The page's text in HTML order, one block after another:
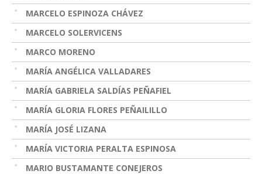
MARCELO ESPINOZA CHÁVEZ
MARCELO SOLERVICENS
MARCO MORENO
MARÍA ANGÉLICA VALLADARES
MARÍA GABRIELA SALDÍAS PEÑAFIEL
MARÍA GLORIA FLORES PEÑAILILLO
MARÍA JOSÉ LIZANA
MARÍA VICTORIA PERALTA ESPINOSA
MARIO BUSTAMANTE CONEJEROS